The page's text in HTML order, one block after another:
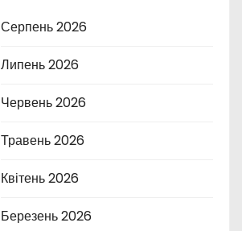
Серпень 2026
Липень 2026
Червень 2026
Травень 2026
Квітень 2026
Березень 2026